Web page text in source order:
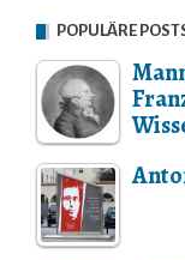
POPULÄRE